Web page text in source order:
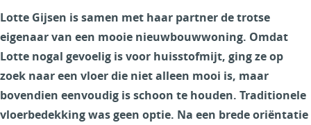
Lotte Gijsen is samen met haar partner de trotse
eigenaar van een mooie nieuwbouwwoning. Omdat
Lotte nogal gevoelig is voor huisstofmijt, ging ze op
zoek naar een vloer die niet alleen mooi is, maar
bovendien eenvoudig is schoon te houden. Traditionele
vloerbedekking was geen optie. Na een brede oriëntatie